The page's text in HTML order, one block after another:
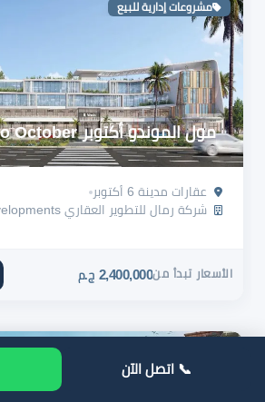
مشروعات إدارية للبيع
مول الموندو أكتوبر Mall il Mondo October
عقارات مدينة 6 أكتوبر
شركة رمال للتطوير العقاري Remal Developments
الأسعار تبدأ من2,400,000 ج.م
📞 اتصل الآن